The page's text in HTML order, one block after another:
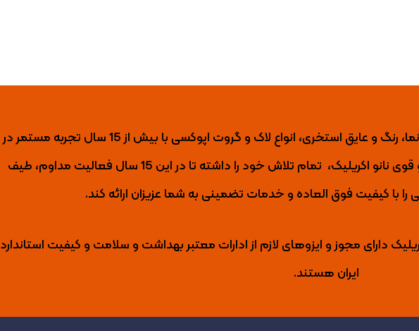
نانو اکریلیک تولید کننده برتر عایق رطوبتی، رنگ نما، رنگ و عایق استخری، انواع لاک و گروت اپوکسی با بیش از 15 سال تجربه مستمر در
نانو اکریلیک، تمام تلاش خود را داشته تا
در این 15 سال فعالیت مداوم، طیف
با کیفیت فوق العاده و خدمات تضمینی به شما عزیزان ارائه کند.
دارای مجوز و ایزوهای لازم از ادارات معتبر بهداشت و سلامت و کیفیت استاندارد
ایران هستند.